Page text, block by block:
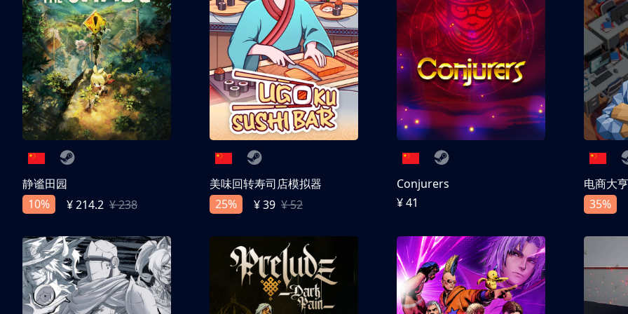
静谧田园
10%
¥ 214.2 ¥ 238
美味回转寿司店模拟器
25%
¥ 39 ¥ 52
Conjurers
¥ 41
电商大亨
35%